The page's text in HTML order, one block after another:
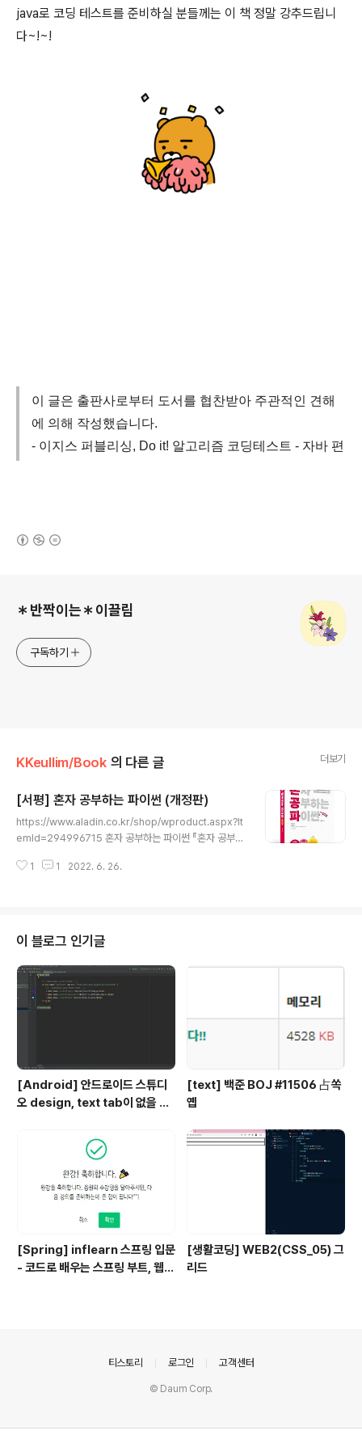
java로 코딩 테스트를 준비하실 분들께는 이 책 정말 강추드립니
다~!~!
이 글은 출판사로부터 도서를 협찬받아 주관적인 견해
에 의해 작성했습니다.
- 이지스 퍼블리싱, Do it! 알고리즘 코딩테스트 - 자바 편
＊반짝이는＊이끌림
구독하기
KKeullim/Book 의 다른 글 더보기
[서평] 혼자 공부하는 파이썬 (개정판)
https://www.aladin.co.kr/shop/wproduct.aspx?It
emId=294996715 혼자 공부하는 파이썬 『혼자 공부하
로그래밍이 정말 처음인 입문자도 따라갈 수 있는 친절한
9일 원고를 받고 베타리딩을 하며, 책을 미리 읽어볼 수 있
는 기회를 가졌어요! 그리고 6월 초 베타리딩을 완료한 기
념으로 실물 책을 받아볼 수 있었습니다. 베타리딩에서도
한 번 읽어보았지만, 실물 책으로도 읽고, 리뷰를 남기고 싶
어서 이렇게 글을 작성하게 되었어요! 먼저 책..
1 1 2022. 6. 26.
이 블로그 인기글
[Android] 안드로이드 스튜디
오 design, text tab이 없을 때
[text] 백준 BOJ #11506 占쏙
옙
[Spring] inflearn 스프링 입문
- 코드로 배우는 스프링 부트, 웹
[생활코딩] WEB2(CSS_05) 그
리드
티스토리 로그인 고객센터
© Daum Corp.